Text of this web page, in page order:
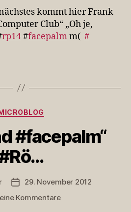
„Als
nächstes
kom…
kommt hier Frank
Club“ „Oh je,
rp14#facepalmm( #
Kategorien
#facepalm“
Veröffentlichungsdatum
29. November 2012
Kommentarezu